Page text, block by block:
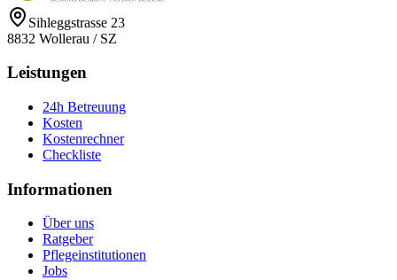
Sihleggstrasse 23
8832 Wollerau / SZ
Leistungen
24h Betreuung
Kosten
Kostenrechner
Checkliste
Informationen
Über uns
Ratgeber
Pflegeinstitutionen
Jobs